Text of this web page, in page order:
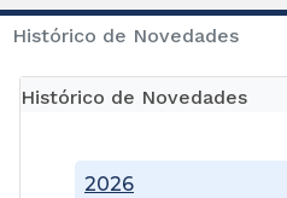
Histórico de Novedades
Histórico de Novedades
2026